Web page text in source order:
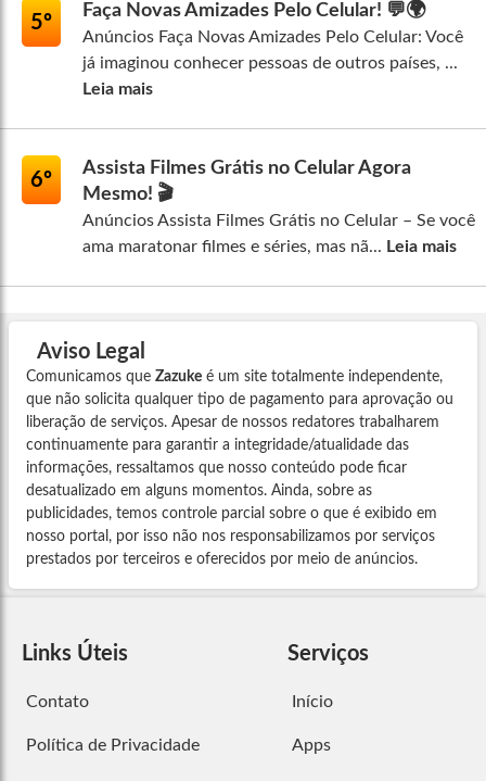
5º
Faça Novas Amizades Pelo Celular! 💬🌍
Anúncios Faça Novas Amizades Pelo Celular: Você
já imaginou conhecer pessoas de outros países, ...
Leia mais
6º
Assista Filmes Grátis no Celular Agora
Mesmo! 🎬
Anúncios Assista Filmes Grátis no Celular – Se você
ama maratonar filmes e séries, mas nã... Leia mais
Aviso Legal
Comunicamos que Zazuke é um site totalmente independente,
que não solicita qualquer tipo de pagamento para aprovação ou
liberação de serviços. Apesar de nossos redatores trabalharem
continuamente para garantir a integridade/atualidade das
informações, ressaltamos que nosso conteúdo pode ficar
desatualizado em alguns momentos. Ainda, sobre as
publicidades, temos controle parcial sobre o que é exibido em
nosso portal, por isso não nos responsabilizamos por serviços
prestados por terceiros e oferecidos por meio de anúncios.
Links Úteis
Contato
Política de Privacidade
Serviços
Início
Apps